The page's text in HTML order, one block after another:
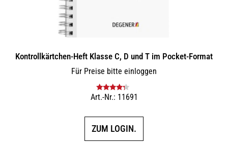
Kontrollkärtchen-Heft Klasse C, D und T im Pocket-Format
Für Preise bitte einloggen
Bewertet
Art.-Nr.: 11691
ZUM LOGIN.